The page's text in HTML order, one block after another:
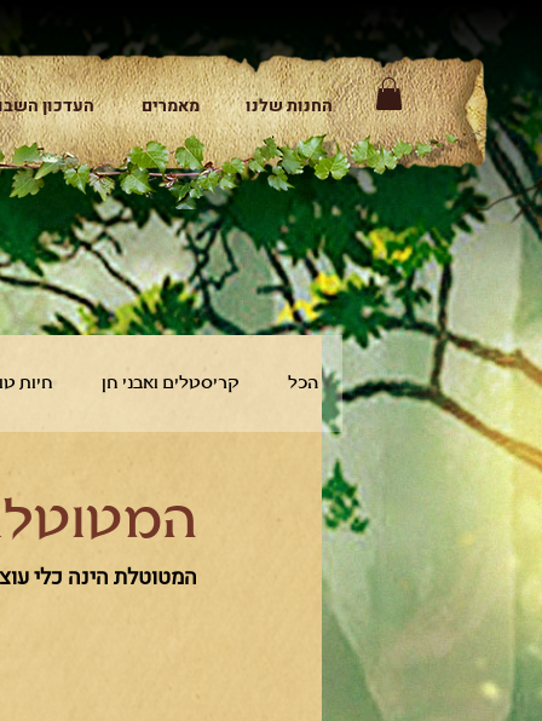
החנות שלנו מאמרים העדכון
הכל קריסטלים ואבני חן חיות
המטוטלת הינה כלי